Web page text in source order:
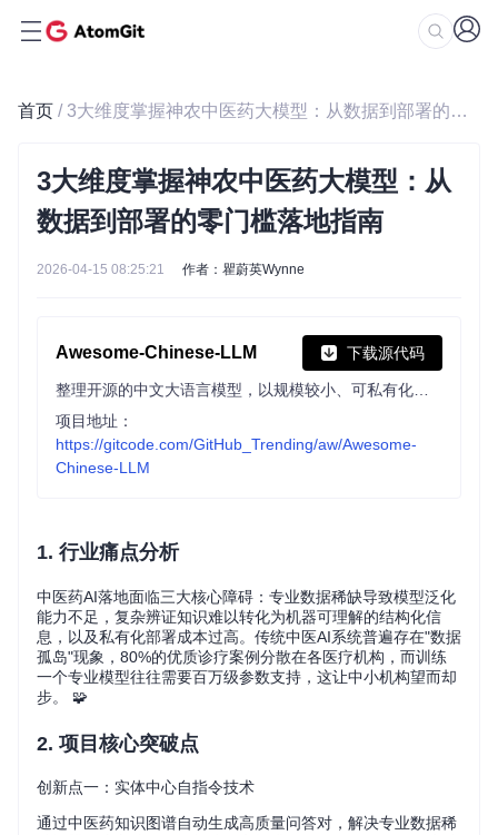
首页 / 3大维度掌握神农中医药大模型：从数据到部署的零门槛落地指南
3大维度掌握神农中医药大模型：从
数据到部署的零门槛落地指南
2026-04-15 08:25:21 作者：瞿蔚英Wynne
Awesome-Chinese-LLM 下载源代码
项目地址：
https://gitcode.com/GitHub_Trending/aw/Awesome-
Chinese-LLM
1. 行业痛点分析
中医药AI落地面临三大核心障碍：专业数据稀缺导致模型泛化
能力不足，复杂辨证知识难以转化为机器可理解的结构化信
息，以及私有化部署成本过高。传统中医AI系统普遍存在"数据
孤岛"现象，80%的优质诊疗案例分散在各医疗机构，而训练
一个专业模型往往需要百万级参数支持，这让中小机构望而却
步。 🧩
2. 项目核心突破点
创新点一：实体中心自指令技术
通过中医药知识图谱自动生成高质量问答对，解决专业数据稀